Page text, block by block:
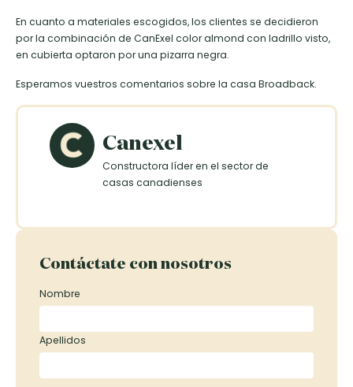
En cuanto a materiales escogidos, los clientes se decidieron
por la combinación de CanExel color almond con ladrillo visto,
en cubierta optaron por una pizarra negra.
Esperamos vuestros comentarios sobre la casa Broadback.
Canexel
Constructora líder en el sector de
casas canadienses
Contáctate con nosotros
Nombre
Apellidos